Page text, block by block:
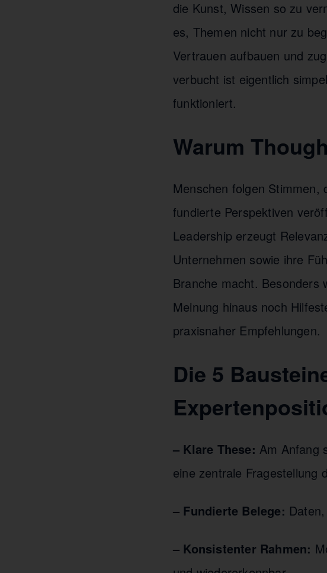
die Kunst, Wissen so zu
es, Themen nicht nur zu
Vertrauen aufbauen und
verbucht ist eigentlich
funktioniert.
Warum
Menschen folgen Stimmen,
fundierte Perspektiven
Leadership erzeugt
Unternehmen sowie ihre
Branche macht. Besonders
Meinung hinaus noch
praxisnaher Empfehlungen.
Die 5
– Klare These: Am Anfang
eine zentrale Fragestellung
– Fundierte Belege:
– Konsistenter Rahmen: